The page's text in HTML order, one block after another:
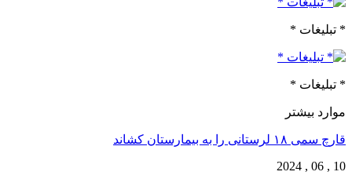
* تبلیغات *
* تبلیغات *
موارد بیشتر
قارچ‌ سمی ۱۸ لرستانی را به بیمارستان کشاند
10 , 06 , 2024